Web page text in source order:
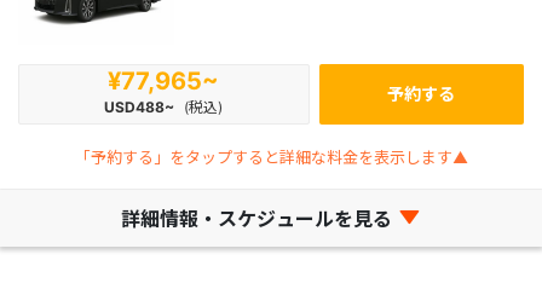
¥77,965~
USD488~ (税込)
予約する
「予約する」をタップすると詳細な料金を表示します▲
詳細情報・スケジュールを見る